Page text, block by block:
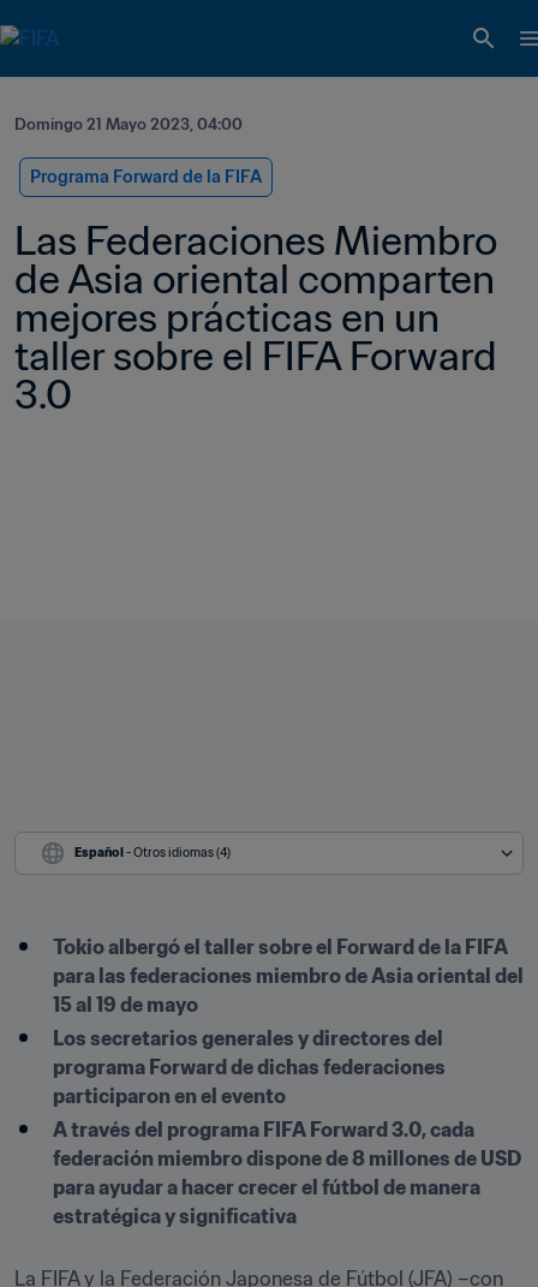
Domingo 21 Mayo 2023, 04:00
Programa Forward de la FIFA
Las Federaciones Miembro
de Asia oriental comparten
mejores prácticas en un
taller sobre el FIFA Forward
3.0
Español - Otros idiomas (4)
Tokio albergó el taller sobre el Forward de la FIFA
para las federaciones miembro de Asia oriental del
15 al 19 de mayo
Los secretarios generales y directores del
programa Forward de dichas federaciones
participaron en el evento
A través del programa FIFA Forward 3.0, cada
federación miembro dispone de 8 millones de USD
para ayudar a hacer crecer el fútbol de manera
estratégica y significativa
La FIFA y la Federación Japonesa de Fútbol (JFA) –con